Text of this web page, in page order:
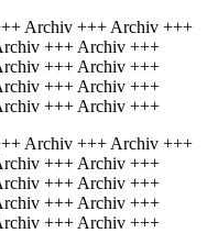
Archiv +++ Archiv +++
+++ Archiv +++
+++ Archiv +++
+++ Archiv +++
+++ Archiv +++
Archiv +++ Archiv +++
+++ Archiv +++
+++ Archiv +++
+++ Archiv +++
+++ Archiv +++